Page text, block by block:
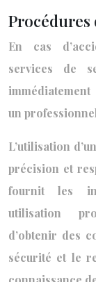
Procédures
En cas
services de
un
L’utilisation
précision et
fournit les
utilisation
d’obtenir des
sécurité et le